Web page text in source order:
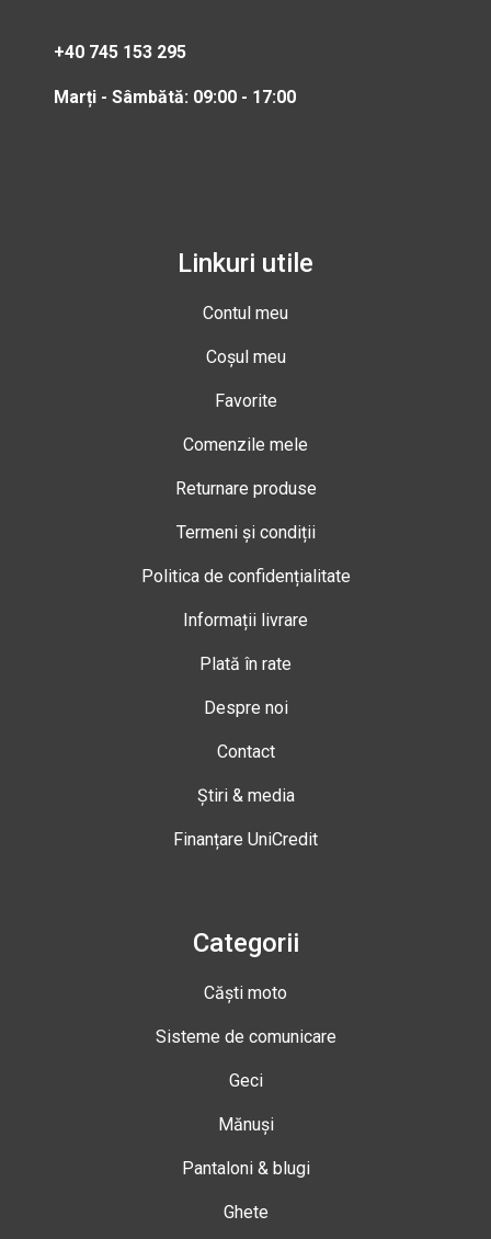
+40 745 153 295
Marți - Sâmbătă: 09:00 - 17:00
Linkuri utile
Contul meu
Coșul meu
Favorite
Comenzile mele
Returnare produse
Termeni și condiții
Politica de confidențialitate
Informații livrare
Plată în rate
Despre noi
Contact
Știri & media
Finanțare UniCredit
Categorii
Căști moto
Sisteme de comunicare
Geci
Mănuși
Pantaloni & blugi
Ghete